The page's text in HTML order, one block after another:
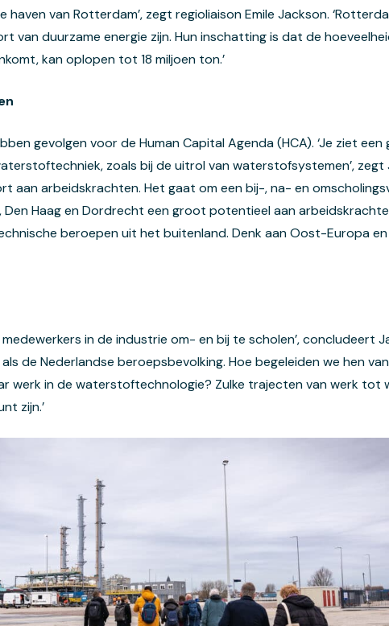
haven van Rotterdam’, zegt regioliaison Emile Jackson.
van duurzame energie zijn. Hun inschatting is dat de
kan oplopen tot 18 miljoen ton.’
gevolgen voor de Human Capital Agenda (HCA). ‘Je ziet
zoals bij de uitrol van waterstofsystemen’, zegt
aan arbeidskrachten. Het gaat om een bij-, na- en
Haag en Dordrecht een groot potentieel aan
beroepen uit het buitenland. Denk aan Oost-Europa en
in de industrie om- en bij te scholen’, concludeert
de Nederlandse beroepsbevolking. Hoe begeleiden we hen
werk in de waterstoftechnologie? Zulke trajecten van werk tot
zijn.’